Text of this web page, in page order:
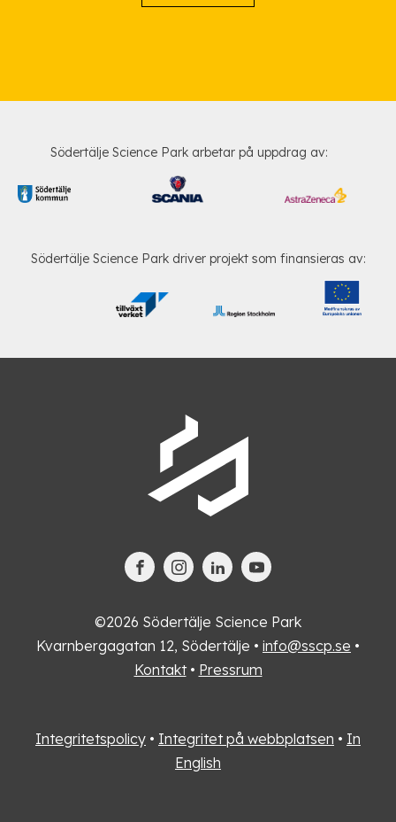
Södertälje Science Park arbetar på uppdrag av:
Södertälje Science Park driver projekt som finansieras av:
©2026 Södertälje Science Park
Kvarnbergagatan 12, Södertälje • info@sscp.se •
Kontakt• Pressrum
Integritetspolicy • Integritet på webbplatsen • In
English